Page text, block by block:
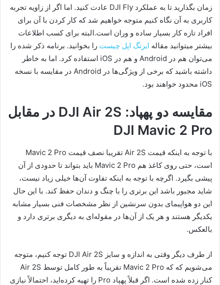
زمان بگذارید تا به عملکرد DJI Fly عادت کنید. اما اگر از زاویه تجربه
کاربری به آن نگاه کنیم متوجه خواهیم شد که کار کردن با آن برای
افراد تازه کار بسیار ساده و وران است.البته برای کسب اطلاعات
بیشتر میتوانید مقاله ایرتگ اپل چیست را بخوانید. برنامه ذکر شده را
می‌توان هم در Android و هم در iOS استفاده کرد. اما به خاطر
داشته باشید که برخی از ویژگی‌ها در Android در مقایسه با نسخه
iOS محدود خواهند بود.
مقایسه دو پهپاد: DJI Air 2S در مقابل
DJI Mavic 2 Pro
با توجه به اینکه قیمت Air 2S تقریبا نصف قیمت Mavic 2 Pro
است، حتی روی کاغذ هم Mavic 2 Pro باید بتواند تا حدودی از آن
پیشی بگیرد. اگرچه با توجه به اینکه تفاوت آن‌ها خیلی زیاد نیست،
شاید مجبور باشد این برتری را با چنگ و دندان حفظ کند. با این حال
این دو هواپیمای بدون سرنشین از نظر مشخصات فنی بسیار مشابه
یکدیگر هستند و هر یک از آن‌ها در مقوله‌ای به دیگری برتری دارد و
بالعکس.
از طرف دیگر وقتی به اندازه و سایز DJI Air 2S توجه کنیم، متوجه
می‌شویم که که Mavic 2 Pro تقریباً به طور کامل توسط Air 2S
کنار زده شده است. اگر قبلاً پهپاد Pro را تهیه کرده‌اید، احتمالاً نیازی